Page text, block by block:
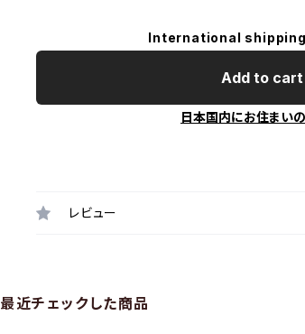
International
Add to cart
日本国内にお住まい
レビュー
最近チェックした商品